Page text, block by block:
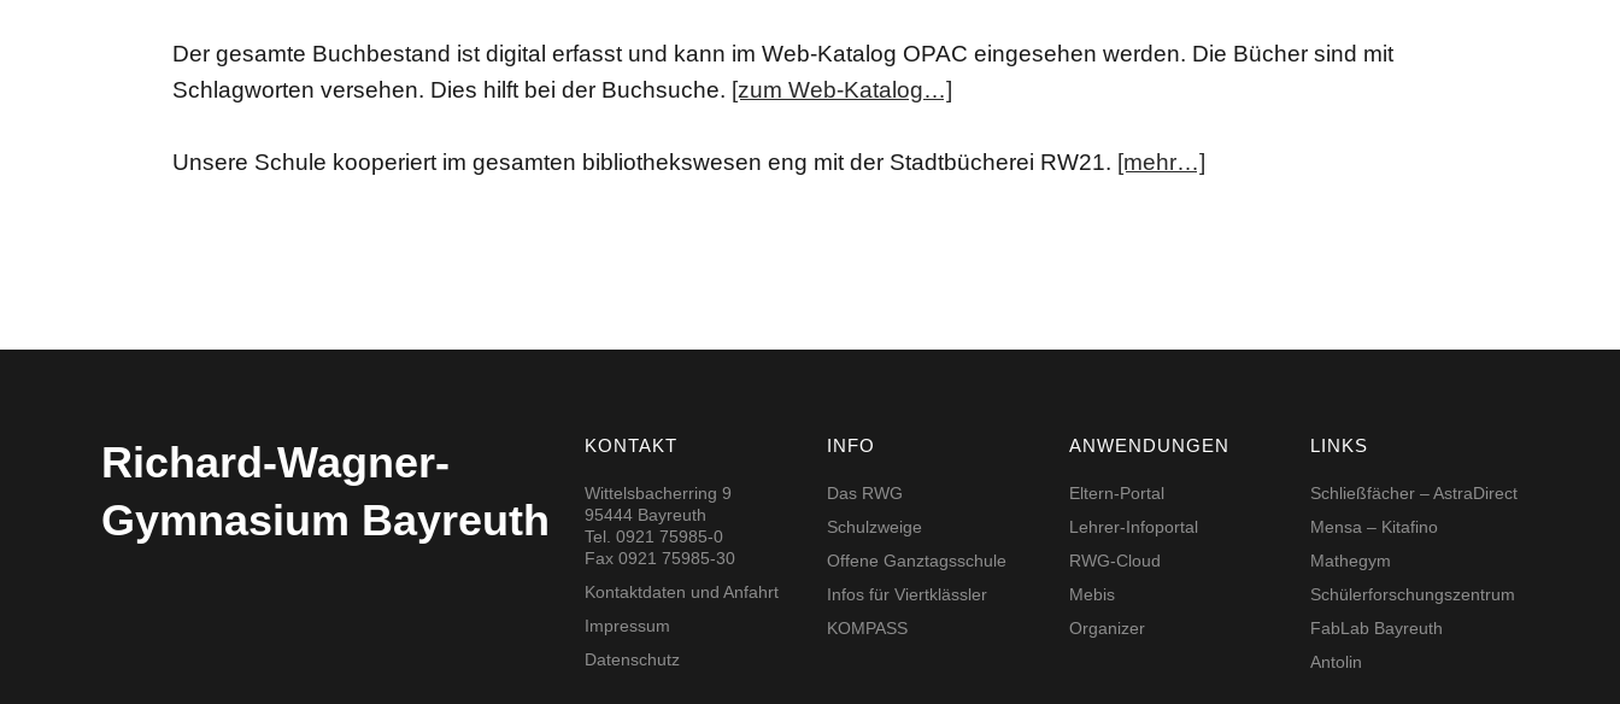
Der gesamte Buchbestand ist digital erfasst und kann im Web-Katalog OPAC eingesehen werden. Die Bücher sind mit
Schlagworten versehen. Dies hilft bei der Buchsuche. [zum Web-Katalog…]
Unsere Schule kooperiert im gesamten bibliothekswesen eng mit der Stadtbücherei RW21. [mehr…]
Richard-​​Wagner-​​
Gymnasium Bayreuth
KONTAKT
Wittelsbacherring 9
95444 Bayreuth
Tel. 0921 75985-0
Fax 0921 75985-30
Kontaktdaten und Anfahrt
Impressum
Datenschutz
INFO
Das RWG
Schulzweige
Offene Ganztagsschule
Infos für Viertklässler
KOMPASS
ANWENDUNGEN
Eltern-Portal
Lehrer-Infoportal
RWG-Cloud
Mebis
Organizer
LINKS
Schließfächer – AstraDirect
Mensa – Kitafino
Mathegym
Schüler­for­schungs­zentrum
FabLab Bayreuth
Antolin